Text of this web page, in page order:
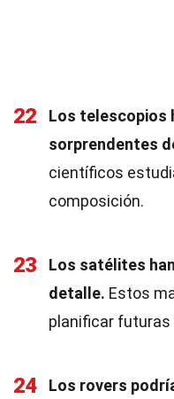
22
Los telescopios
sorprendentes
científicos
composición.
23
Los satélites
detalle. Estos
planificar futuras
24
Los rovers